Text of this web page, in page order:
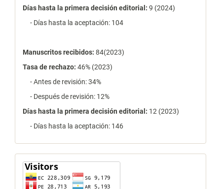
Días hasta la primera decisión editorial: 9 (2024)
- Días hasta la aceptación: 104
Manuscritos recibidos: 84(2023)
Tasa de rechazo: 46% (2023)
- Antes de revisión: 34%
- Después de revisión: 12%
Días hasta la primera decisión editorial: 12 (2023)
- Días hasta la aceptación: 146
contador